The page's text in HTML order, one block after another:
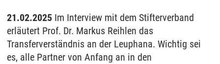
21.02.2025 Im Interview mit dem Stifterverband
erläutert Prof. Dr. Markus Reihlen das
Transferverständnis an der Leuphana. Wichtig sei
es, alle Partner von Anfang an in den